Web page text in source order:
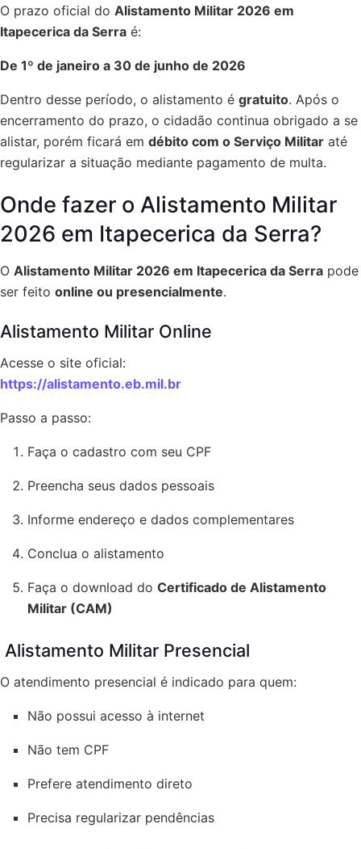
O prazo oficial do Alistamento Militar 2026 em
Itapecerica da Serra é:
De 1º de janeiro a 30 de junho de 2026
Dentro desse período, o alistamento é gratuito. Após o
encerramento do prazo, o cidadão continua obrigado a se
alistar, porém ficará em débito com o Serviço Militar até
regularizar a situação mediante pagamento de multa.
Onde fazer o Alistamento Militar
2026 em Itapecerica da Serra?
O Alistamento Militar 2026 em Itapecerica da Serra pode
ser feito online ou presencialmente.
Alistamento Militar Online
Acesse o site oficial:
https://alistamento.eb.mil.br
Passo a passo:
Faça o cadastro com seu CPF
Preencha seus dados pessoais
Informe endereço e dados complementares
Conclua o alistamento
Faça o download doCertificado de Alistamento
Militar (CAM)
Alistamento Militar Presencial
O atendimento presencial é indicado para quem:
Não possui acesso à internet
Não tem CPF
Prefere atendimento direto
Precisa regularizar pendências